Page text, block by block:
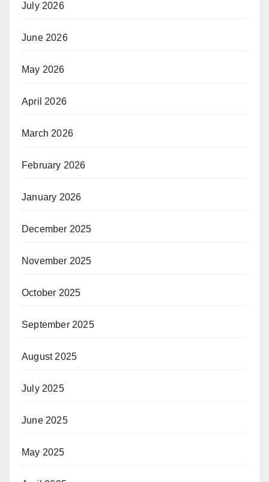
July 2026
June 2026
May 2026
April 2026
March 2026
February 2026
January 2026
December 2025
November 2025
October 2025
September 2025
August 2025
July 2025
June 2025
May 2025